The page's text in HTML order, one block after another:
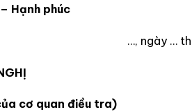
Hạnh phúc
…, ngày …
cơ quan điều tra)